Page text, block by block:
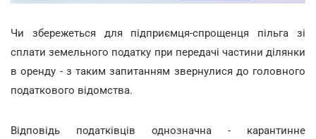
Чи збережеться для підприємця-спрощенця пільга зі
сплати земельного податку при передачі частини ділянки
в оренду - з таким запитанням звернулися до головного
податкового відомства.
Відповідь податківців однозначна - карантинне